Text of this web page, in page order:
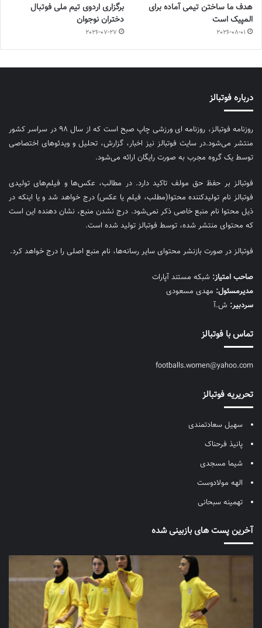
هدف ما ساختن تیمی آماده برای
المپیک است
2026-08-01
برگزاری اردوی تیم ملی فوتبال
دختران نوجوان
2026-07-27
درباره فوتبالز
روزنامه فوتبالز، روزنامه ای ورزشی چاپ صبح است که از سال ۹۸ در سراسر کشور
منتشر می‌شود.در سایت فوتبالز نیز اخبار، گزارش، تحلیل و ویدئوهای اختصاصی
توسط یک گروه مجرب به صورت رایگان ارائه می‌شود.
فوتبالز بر حفظ حق مولف تاکید دارد. در مطالب، عکس‌ها و فیلم‌های تولیدی
فوتبالز نام تولیدکننده محتوا(مطلب، فیلم یا عکس) درج خواهد شد و یا اینکه در
ذیل محتوا نام منبع خاصی ذکر نمی‌‎شود. درج نشدن منبع، نشان دهنده این است
که محتوای منتشر شده، توسط فوتبالز تولید شده است.
فوتبالز در صورت بازنشر محتوای سایر رسانه‌ها، نام منبع اصلی را درج خواهد کرد.
صاحب امتیاز: شبکه مستند آپارات
مديرمسئول: مهدی مسعودی
سردبیر: ش.آ
تماس با فوتبالز
footballs.women@yahoo.com
تحریریه فوتبالز
سهیل سعادتمندی
پانیذ فرحناک
شیما مسجدی
الهه مولادوست
تهمینه سبحانی
آخرین پست های بازبینی شده